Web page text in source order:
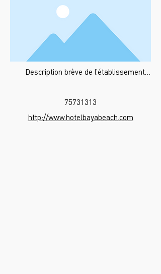
Description brève de l’établissement…
75731313
http://www.hotelbayabeach.com